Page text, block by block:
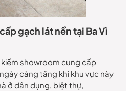
gạch lát nền tại Ba Vì
kiếm showroom cung cấp
càng tăng khi khu vực này
ở dân dụng, biệt thự,